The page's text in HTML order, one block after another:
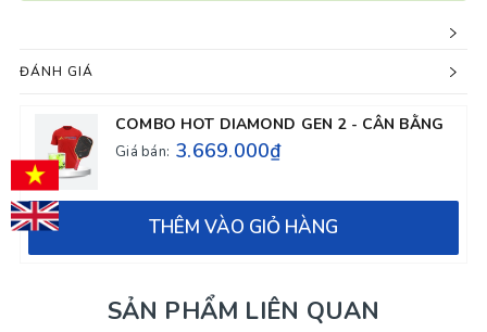
ĐÁNH GIÁ
COMBO HOT DIAMOND GEN 2 - CÂN BẰNG
Giá bán: 3.669.000₫
THÊM VÀO GIỎ HÀNG
SẢN PHẨM LIÊN QUAN